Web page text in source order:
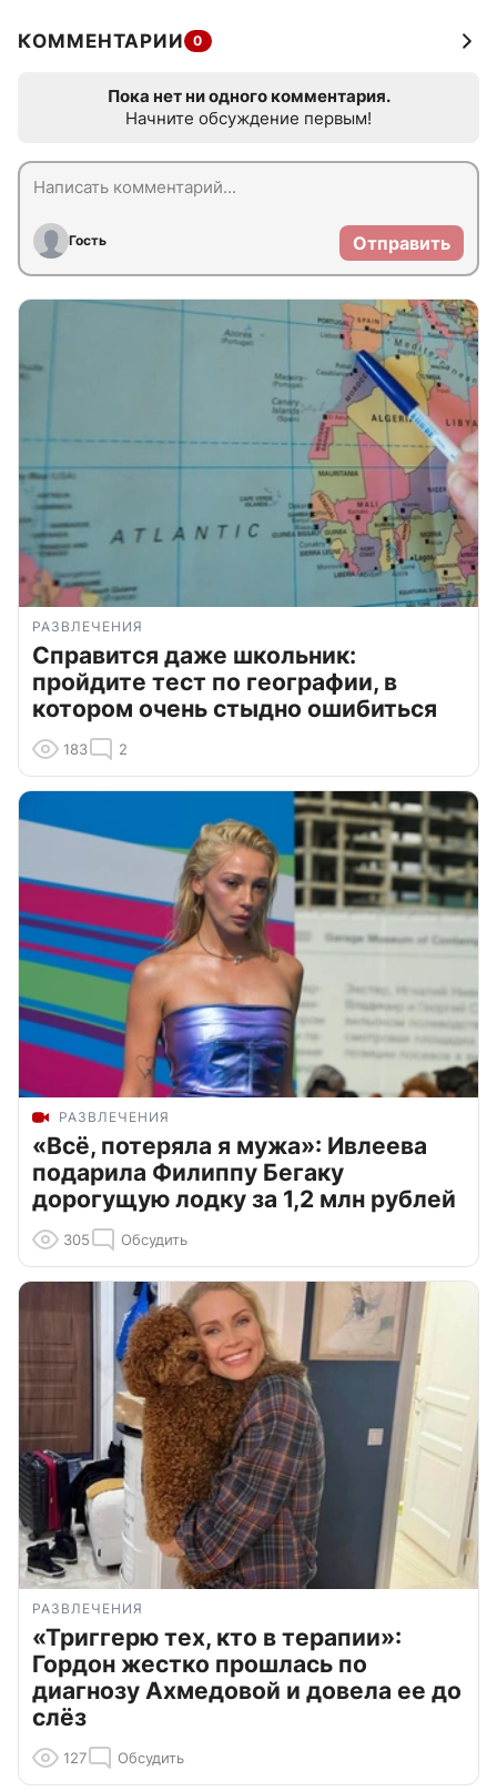
КОММЕНТАРИИ 0
Пока нет ни одного комментария.
Начните обсуждение первым!
Гость Отправить
РАЗВЛЕЧЕНИЯ
Справится даже школьник:
пройдите тест по географии, в
котором очень стыдно ошибиться
183 2
РАЗВЛЕЧЕНИЯ
«Всё, потеряла я мужа»: Ивлеева
подарила Филиппу Бегаку
дорогущую лодку за 1,2 млн рублей
305 Обсудить
РАЗВЛЕЧЕНИЯ
«Триггерю тех, кто в терапии»:
Гордон жестко прошлась по
диагнозу Ахмедовой и довела ее до
слёз
127 Обсудить